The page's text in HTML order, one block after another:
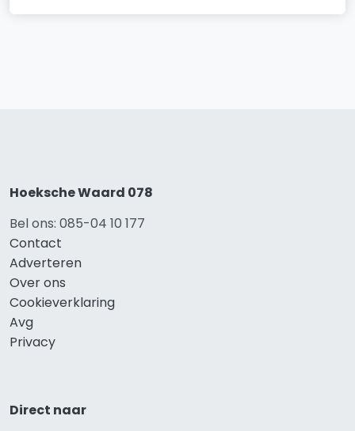
Hoeksche Waard 078
Bel ons: 085-04 10 177
Contact
Adverteren
Over ons
Cookieverklaring
Avg
Privacy
Direct naar